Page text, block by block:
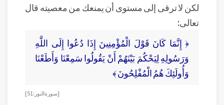
لكن لا ترقى إلى مستوى أن يمنعك من معصيته قال
تعالى:
﴿ إِنَّمَا كَانَ قَوْلَ الْمُؤْمِنِينَ إِذَا دُعُوا إِلَى اللَّهِ
وَرَسُولِهِ لِيَحْكُمَ بَيْنَهُمْ أَنْ يَقُولُوا سَمِعْنَا وَأَطَعْنَا
وَأُولَئِكَ هُمُ الْمُفْلِحُونَ ﴾
[ سورة النور: 51]